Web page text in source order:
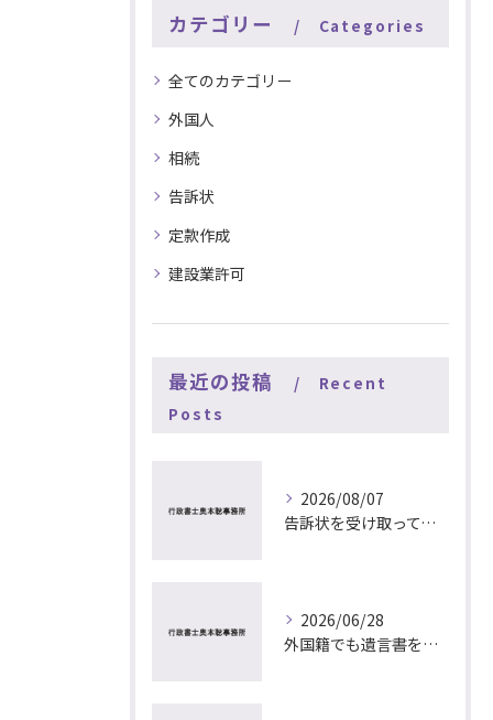
カテゴリー Categories
全てのカテゴリー
外国人
相続
告訴状
定款作成
建設業許可
最近の投稿
Recent
Posts
2026/08/07
告訴状を受け取ってもらえるようになった？ 行政書士が解説
2026/06/28
外国籍でも遺言書を作れる？ 中国語、英語等の方もサポート出来ます